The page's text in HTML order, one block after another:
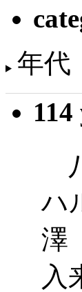
年代
ハ
澤
入